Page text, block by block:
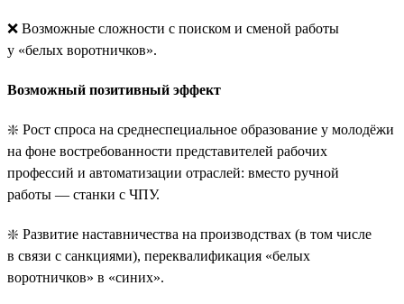
❌ Возможные сложности с поиском и сменой работы
у «белых воротничков».
Возможный позитивный эффект
❇️ Рост спроса на среднеспециальное образование у молодёжи
на фоне востребованности представителей рабочих
профессий и автоматизации отраслей: вместо ручной
работы — станки с ЧПУ.
❇️ Развитие наставничества на производствах (в том числе
в связи с санкциями), переквалификация «белых
воротничков» в «синих».